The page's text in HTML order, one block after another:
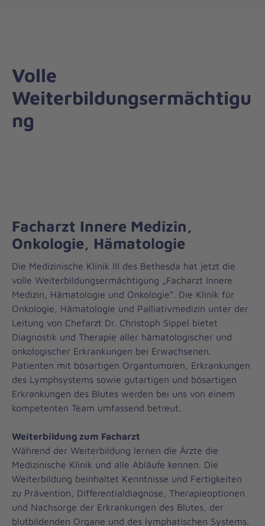
Volle
Weiterbildungsermächtigu
ng
Facharzt Innere Medizin,
Onkologie, Hämatologie
Die Medizinische Klinik III des Bethesda hat jetzt die
volle Weiterbildungsermächtigung „Facharzt Innere
Medizin, Hämatologie und Onkologie“. Die Klinik für
Onkologie, Hämatologie und Palliativmedizin unter der
Leitung von Chefarzt Dr. Christoph Sippel bietet
Diagnostik und Therapie aller hämatologischer und
onkologischer Erkrankungen bei Erwachsenen.
Patienten mit bösartigen Organtumoren, Erkrankungen
des Lymphsystems sowie gutartigen und bösartigen
Erkrankungen des Blutes werden bei uns von einem
kompetenten Team umfassend betreut.
Weiterbildung zum Facharzt
Während der Weiterbildung lernen die Ärzte die
Medizinische Klinik und alle Abläufe kennen. Die
Weiterbildung beinhaltet Kenntnisse und Fertigkeiten
zu Prävention, Differentialdiagnose, Therapieoptionen
und Nachsorge der Erkrankungen des Blutes, der
blutbildenden Organe und des lymphatischen Systems.